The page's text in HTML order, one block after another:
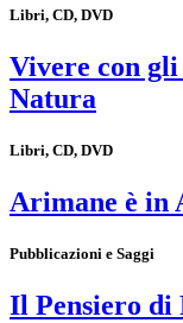
Libri, CD, DVD
Vivere con
Natura
Libri, CD, DVD
Arimane è in
Pubblicazioni e Saggi
Il Pensiero di